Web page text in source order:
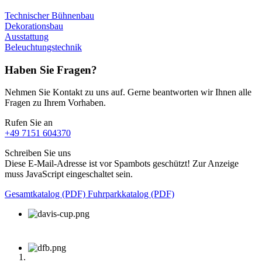
Technischer Bühnenbau
Dekorationsbau
Ausstattung
Beleuchtungstechnik
Haben Sie Fragen?
Nehmen Sie Kontakt zu uns auf. Gerne beantworten wir Ihnen alle
Fragen zu Ihrem Vorhaben.
Rufen Sie an
+49 7151 604370
Schreiben Sie uns
Diese E-Mail-Adresse ist vor Spambots geschützt! Zur Anzeige
muss JavaScript eingeschaltet sein.
Gesamtkatalog (PDF) Fuhrparkkatalog (PDF)